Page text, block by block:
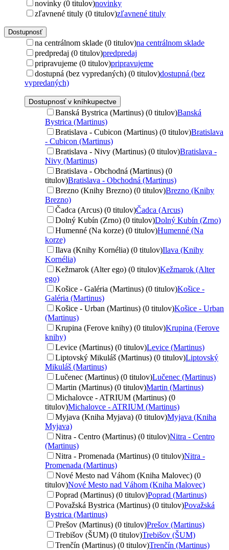
novinky (0 titulov)novinky
zľavnené tituly (0 titulov)zľavnené tituly
Dostupnosť
na centrálnom sklade (0 titulov)na centrálnom sklade
predpredaj (0 titulov)predpredaj
pripravujeme (0 titulov)pripravujeme
dostupná (bez vypredaných) (0 titulov)dostupná (bez
vypredaných)
Dostupnosť v kníhkupectve
Banská Bystrica (Martinus) (0 titulov)Banská
Bystrica (Martinus)
Bratislava - Cubicon (Martinus) (0 titulov)Bratislava
- Cubicon (Martinus)
Bratislava - Nivy (Martinus) (0 titulov)Bratislava -
Nivy (Martinus)
Bratislava - Obchodná (Martinus) (0
titulov)Bratislava - Obchodná (Martinus)
Brezno (Knihy Brezno) (0 titulov)Brezno (Knihy
Brezno)
Čadca (Arcus) (0 titulov)Čadca (Arcus)
Dolný Kubín (Zrno) (0 titulov)Dolný Kubín (Zrno)
Humenné (Na korze) (0 titulov)Humenné (Na
korze)
Ilava (Knihy Kornélia) (0 titulov)Ilava (Knihy
Kornélia)
Kežmarok (Alter ego) (0 titulov)Kežmarok (Alter
ego)
Košice - Galéria (Martinus) (0 titulov)Košice -
Galéria (Martinus)
Košice - Urban (Martinus) (0 titulov)Košice - Urban
(Martinus)
Krupina (Ferove knihy) (0 titulov)Krupina (Ferove
knihy)
Levice (Martinus) (0 titulov)Levice (Martinus)
Liptovský Mikuláš (Martinus) (0 titulov)Liptovský
Mikuláš (Martinus)
Lučenec (Martinus) (0 titulov)Lučenec (Martinus)
Martin (Martinus) (0 titulov)Martin (Martinus)
Michalovce - ATRIUM (Martinus) (0
titulov)Michalovce - ATRIUM (Martinus)
Myjava (Kniha Myjava) (0 titulov)Myjava (Kniha
Myjava)
Nitra - Centro (Martinus) (0 titulov)Nitra - Centro
(Martinus)
Nitra - Promenada (Martinus) (0 titulov)Nitra -
Promenada (Martinus)
Nové Mesto nad Váhom (Kniha Malovec) (0
titulov)Nové Mesto nad Váhom (Kniha Malovec)
Poprad (Martinus) (0 titulov)Poprad (Martinus)
Považská Bystrica (Martinus) (0 titulov)Považská
Bystrica (Martinus)
Prešov (Martinus) (0 titulov)Prešov (Martinus)
Trebišov (ŠUM) (0 titulov)Trebišov (ŠUM)
Trenčín (Martinus) (0 titulov)Trenčín (Martinus)